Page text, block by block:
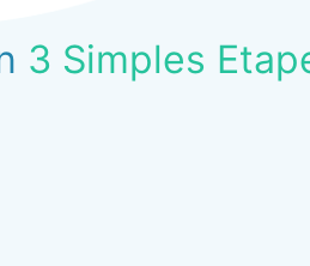
3 Simples